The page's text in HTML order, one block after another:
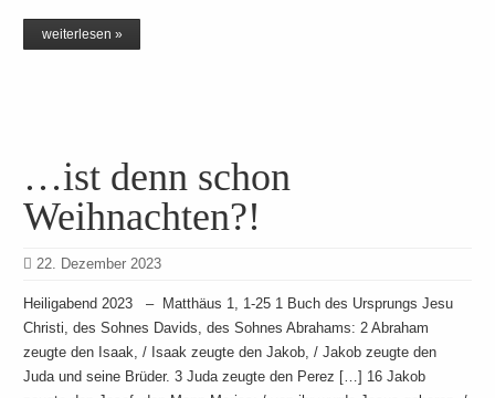
weiterlesen »
…ist denn schon
Weihnachten?!
22. Dezember 2023
Heiligabend 2023 – Matthäus 1, 1-25 1 Buch des Ursprungs Jesu
Christi, des Sohnes Davids, des Sohnes Abrahams: 2 Abraham
zeugte den Isaak, / Isaak zeugte den Jakob, / Jakob zeugte den
Juda und seine Brüder. 3 Juda zeugte den Perez […] 16 Jakob